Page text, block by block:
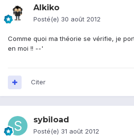
Alkiko
Posté(e) 30 août 2012
Comme quoi ma théorie se vérifie, je
en moi !! --'
Citer
sybiload
Posté(e) 31 août 2012